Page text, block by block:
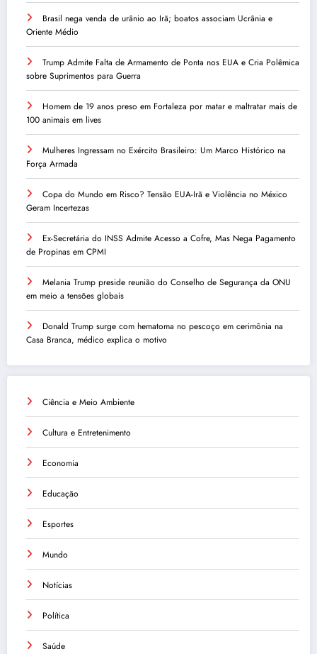
Brasil nega venda de urânio ao Irã; boatos associam Ucrânia e
Oriente Médio
Trump Admite Falta de Armamento de Ponta nos EUA e Cria Polêmica
sobre Suprimentos para Guerra
Homem de 19 anos preso em Fortaleza por matar e maltratar mais de
100 animais em lives
Mulheres Ingressam no Exército Brasileiro: Um Marco Histórico na
Força Armada
Copa do Mundo em Risco? Tensão EUA-Irã e Violência no México
Geram Incertezas
Ex-Secretária do INSS Admite Acesso a Cofre, Mas Nega Pagamento
de Propinas em CPMI
Melania Trump preside reunião do Conselho de Segurança da ONU
em meio a tensões globais
Donald Trump surge com hematoma no pescoço em cerimônia na
Casa Branca, médico explica o motivo
Ciência e Meio Ambiente
Cultura e Entretenimento
Economia
Educação
Esportes
Mundo
Notícias
Política
Saúde